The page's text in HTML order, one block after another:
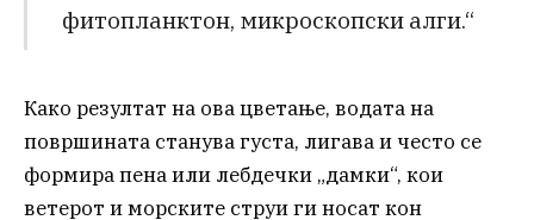
фитопланктон, микроскопски алги.“
Како резултат на ова цветање, водата на
површината станува густа, лигава и често се
формира пена или лебдечки „дамки“, кои
ветерот и морските струи ги носат кон